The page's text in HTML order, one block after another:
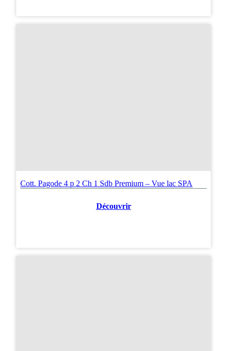
Cott. Pagode 4 p 2 Ch 1 Sdb Premium – Vue lac SPA
Découvrir